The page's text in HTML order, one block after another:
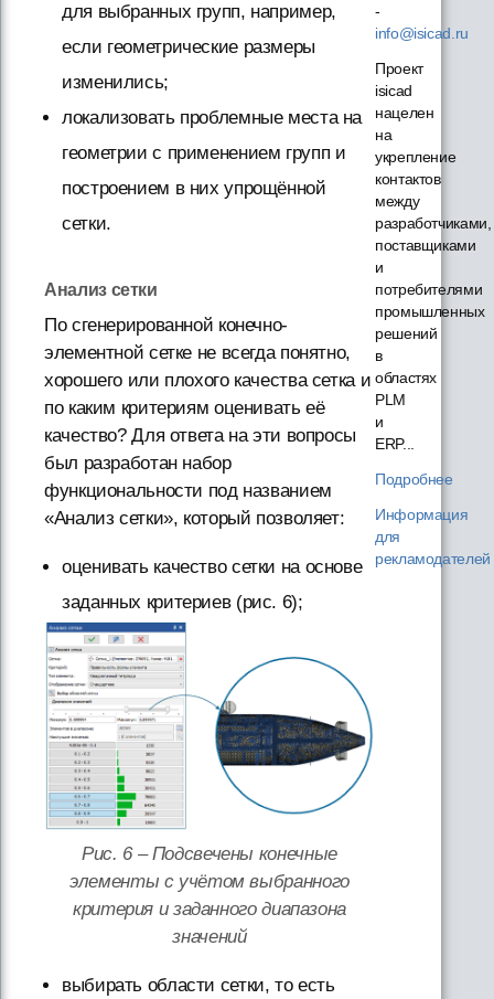
для выбранных групп, например,
если геометрические размеры
изменились;
локализовать проблемные места на
геометрии с применением групп и
построением в них упрощённой
сетки.
Анализ сетки
По сгенерированной конечно-
элементной сетке не всегда понятно,
хорошего или плохого качества сетка и
по каким критериям оценивать её
качество? Для ответа на эти вопросы
был разработан набор
функциональности под названием
«Анализ сетки», который позволяет:
оценивать качество сетки на основе
заданных критериев (рис. 6);
Рис. 6 – Подсвечены конечные
элементы с учётом выбранного
критерия и заданного диапазона
значений
выбирать области сетки, то есть
-
info@isicad.ru
Проект
isicad
нацелен
на
укрепление
контактов
между
разработчиками,
поставщиками
и
потребителями
промышленных
решений
в
областях
PLM
и
ERP...
Подробнее
Информация
для
рекламодателей